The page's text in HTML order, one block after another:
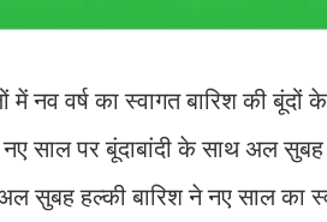
नव वर्ष का स्वागत बारिश की बूंदों
नए साल पर बूंदाबांदी के साथ अल
हल्की बारिश ने नए साल का